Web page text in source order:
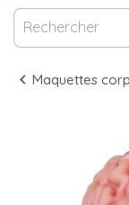
Maquettes